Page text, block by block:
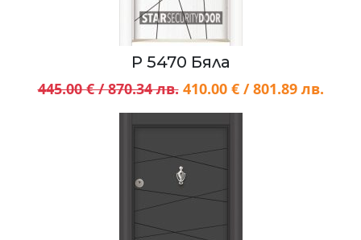
P 5470 Бяла
445.00 € / 870.34 лв.410.00 € / 801.89 лв.